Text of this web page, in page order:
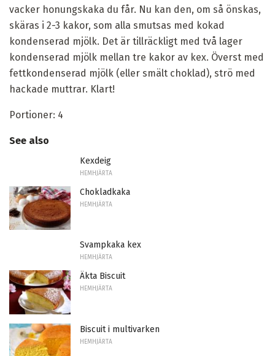
vacker honungskaka du får. Nu kan den, om så önskas,
skäras i 2-3 kakor, som alla smutsas med kokad
kondenserad mjölk. Det är tillräckligt med två lager
kondenserad mjölk mellan tre kakor av kex. Överst med
fettkondenserad mjölk (eller smält choklad), strö med
hackade muttrar. Klart!
Portioner: 4
See also
Kexdeig
HEMHJÄRTA
Chokladkaka
HEMHJÄRTA
Svampkaka kex
HEMHJÄRTA
Äkta Biscuit
HEMHJÄRTA
Biscuit i multivarken
HEMHJÄRTA